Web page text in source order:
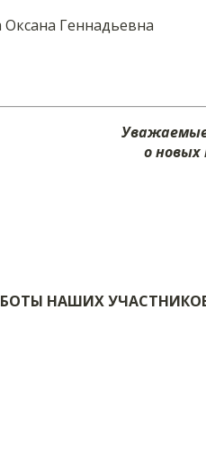
Геннадьевна
о новых
НАШИХ